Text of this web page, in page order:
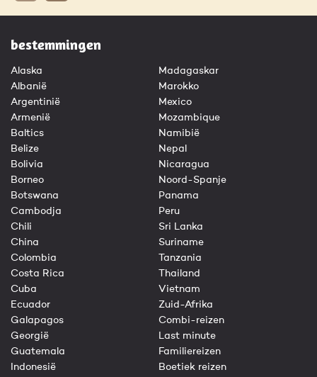
bestemmingen
Alaska
Albanië
Argentinië
Armenië
Baltics
Belize
Bolivia
Borneo
Botswana
Cambodja
Chili
China
Colombia
Costa Rica
Cuba
Ecuador
Galapagos
Georgië
Guatemala
Indonesië
Madagaskar
Marokko
Mexico
Mozambique
Namibië
Nepal
Nicaragua
Noord-Spanje
Panama
Peru
Sri Lanka
Suriname
Tanzania
Thailand
Vietnam
Zuid-Afrika
Combi-reizen
Last minute
Familiereizen
Boetiek reizen